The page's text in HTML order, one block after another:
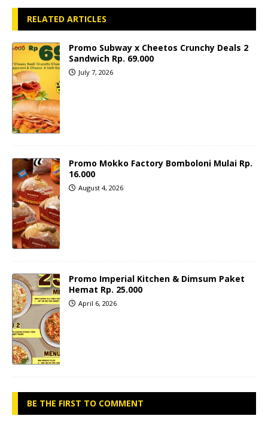
RELATED ARTICLES
Promo Subway x Cheetos Crunchy Deals 2
Sandwich Rp. 69.000
July 7, 2026
Promo Mokko Factory Bomboloni Mulai Rp.
16.000
August 4, 2026
Promo Imperial Kitchen & Dimsum Paket
Hemat Rp. 25.000
April 6, 2026
BE THE FIRST TO COMMENT